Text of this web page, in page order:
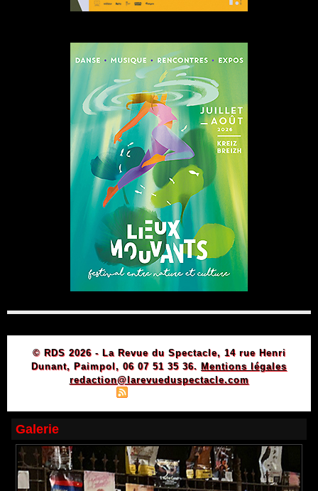
© RDS 2026 - La Revue du Spectacle, 14 rue Henri
Dunant, Paimpol, 06 07 51 35 36. Mentions légales
redaction@larevueduspectacle.com
Galerie